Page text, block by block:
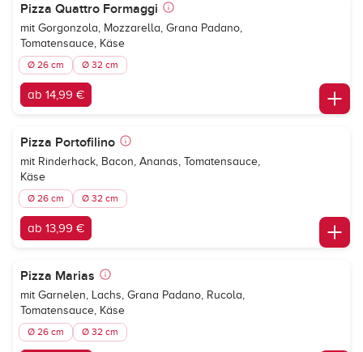
Pizza Quattro Formaggi
mit Gorgonzola, Mozzarella, Grana Padano,
Tomatensauce, Käse
Ø 26 cm Ø 32 cm
ab 14,99 €
Pizza Portofilino
mit Rinderhack, Bacon, Ananas, Tomatensauce,
Käse
Ø 26 cm Ø 32 cm
ab 13,99 €
Pizza Marias
mit Garnelen, Lachs, Grana Padano, Rucola,
Tomatensauce, Käse
Ø 26 cm Ø 32 cm